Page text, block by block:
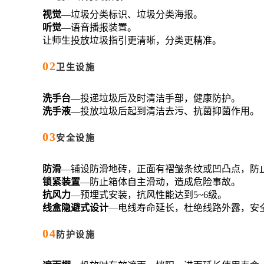
视觉—垃圾分类标识、垃圾分类海报。
听觉—语音播报装置。
让师生投放垃圾指引更清晰，分类更精准。
02卫生设施
洗手台—投递垃圾后及时清洁手部，健康防护。
洗手液—投放垃圾后起到清洁去污、抗菌抑菌作用。
03安全设施
防滑—铺设防滑地砖，正面有褶皱条纹或凹凸点，防
锁紧装置—防止箱体自主滑动，造成危险事故。
抗风力—预埋式安装，抗风性能达到5~6级。
线盒隐避式设计—电线寿命延长，杜绝线路外露，安
04 防护设施